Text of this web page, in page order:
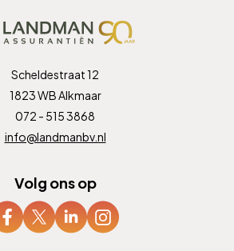
Scheldestraat 12
1823 WB Alkmaar
072 - 515 3868
info@landmanbv.nl
Volg ons op